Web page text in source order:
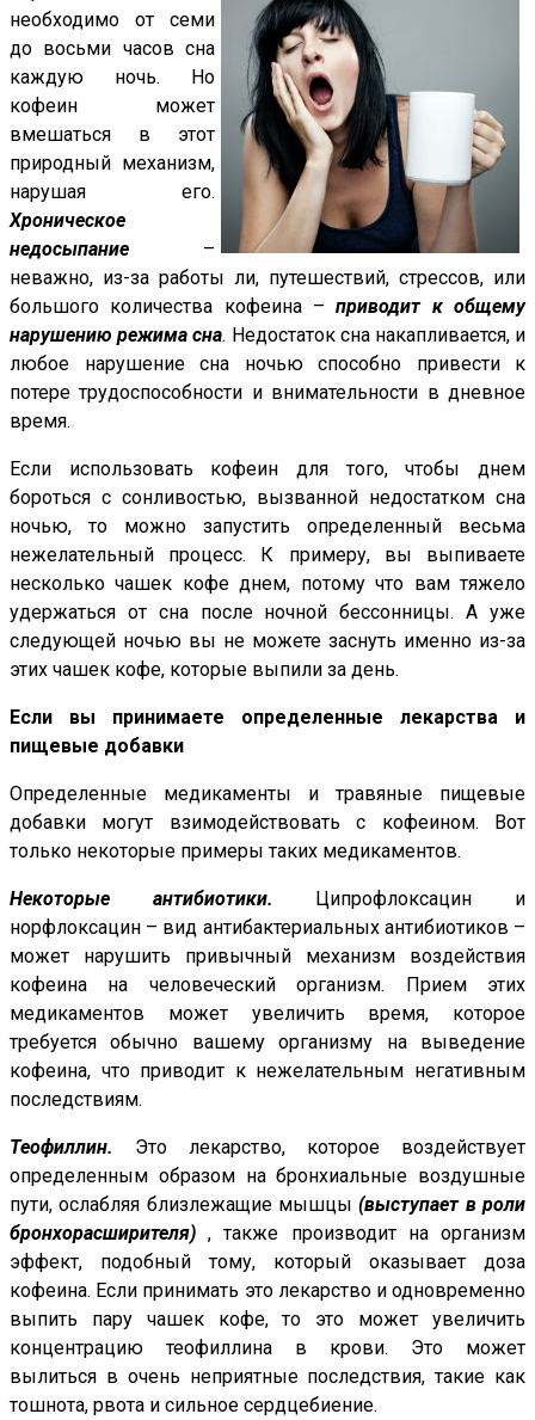
необходимо от семи
до восьми часов сна
каждую ночь. Но
кофеин может
вмешаться в этот
природный механизм,
нарушая его.
Хроническое
недосыпание –
неважно, из-за работы ли, путешествий, стрессов, или
большого количества кофеина –приводит к общему
нарушению режима сна. Недостаток сна накапливается, и
любое нарушение сна ночью способно привести к
потере трудоспособности и внимательности в дневное
время.
Если использовать кофеин для того, чтобы днем
бороться с сонливостью, вызванной недостатком сна
ночью, то можно запустить определенный весьма
нежелательный процесс. К примеру, вы выпиваете
несколько чашек кофе днем, потому что вам тяжело
удержаться от сна после ночной бессонницы. А уже
следующей ночью вы не можете заснуть именно из-за
этих чашек кофе, которые выпили за день.
Если вы принимаете определенные лекарства и
пищевые добавки
Определенные медикаменты и травяные пищевые
добавки могут взимодействовать с кофеином. Вот
только некоторые примеры таких медикаментов.
Некоторые антибиотики. Ципрофлоксацин и
норфлоксацин – вид антибактериальных антибиотиков –
может нарушить привычный механизм воздействия
кофеина на человеческий организм. Прием этих
медикаментов может увеличить время, которое
требуется обычно вашему организму на выведение
кофеина, что приводит к нежелательным негативным
последствиям.
Теофиллин.
Это лекарство, которое воздействует
определенным образом на бронхиальные воздушные
пути, ослабляя близлежащие мышцы(выступает в роли
бронхорасширителя), также производит на организм
эффект, подобный тому, который оказывает доза
кофеина. Если принимать это лекарство и одновременно
выпить пару чашек кофе, то это может увеличить
концентрацию теофиллина в крови. Это может
вылиться в очень неприятные последствия, такие как
тошнота, рвота и сильное сердцебиение.